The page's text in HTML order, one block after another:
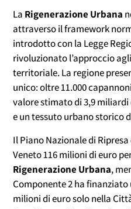
La Rigenerazione Urbana
attraverso il framework
introdotto con la Legge
rivoluzionato l’approccio
territoriale. La regione
unico: oltre 11.000
valore stimato di 3,9
e un tessuto urbano storico
Il Piano Nazionale di
Veneto 116 milioni di euro
Rigenerazione Urbana,
Componente 2 ha
milioni di euro solo nella